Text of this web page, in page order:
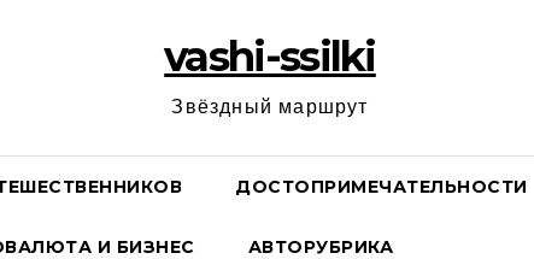
vashi-ssilki
Звёздный маршрут
ДОСТОПРИМЕЧАТЕЛЬНОСТИ
И БИЗНЕС АВТОРУБРИКА